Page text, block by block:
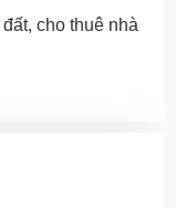
cho thuê nhà